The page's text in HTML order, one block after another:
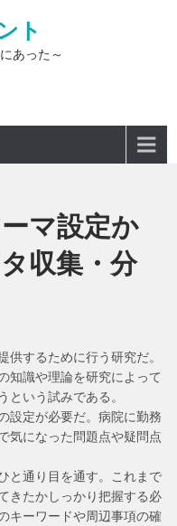
ト
あった～
マ設定か
収集・分
するために行う研究だ。
知識や理論を研究によって
いう試みである。
設定が必要だ。病院に勤務
気になった問題点や疑問点
と通り目を通す。これまで
きたかしっかり把握する必
キーワードや周辺事項の確